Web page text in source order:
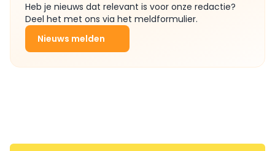
Heb je nieuws dat relevant is voor onze redactie?
Deel het met ons via het meldformulier.
Nieuws melden